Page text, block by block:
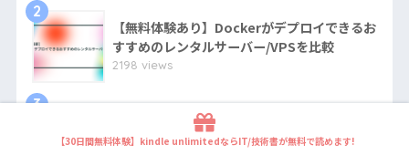
2
【無料体験あり】Dockerがデプロイできるお
すすめのレンタルサーバー/VPSを比較
2198 views
3
【必要?】htmlのnav要素とは? 使い方・複数
使用する時の注意点も分かりやすく解説!
【30日間無料体験】kindle unlimitedならIT/技術書が無料で読めます!